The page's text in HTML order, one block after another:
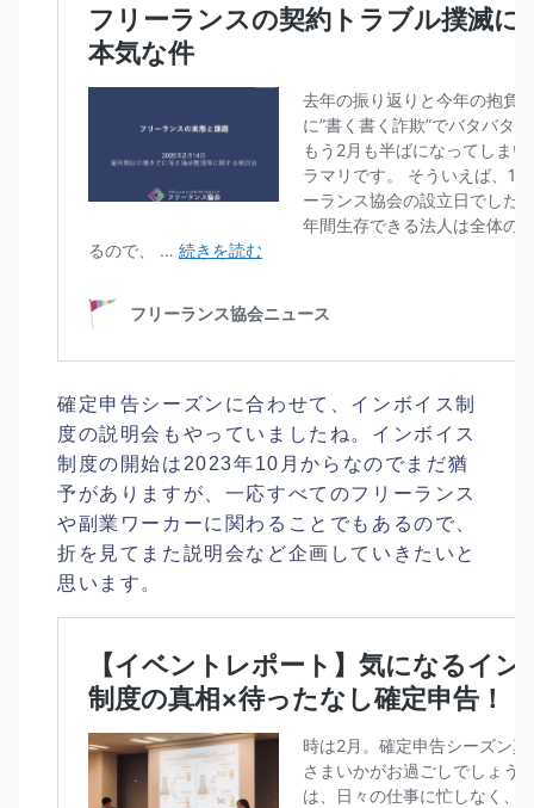
確定申告シーズンに合わせて、インボイス制
度の説明会もやっていましたね。インボイス
制度の開始は2023年10月からなのでまだ猶
予がありますが、一応すべてのフリーランス
や副業ワーカーに関わることでもあるので、
折を見てまた説明会など企画していきたいと
思います。